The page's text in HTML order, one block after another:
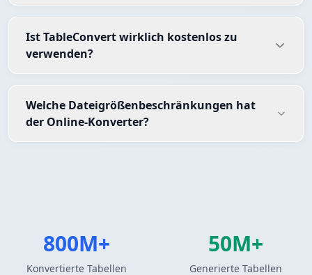
Ist TableConvert wirklich kostenlos zu
verwenden?
Welche Dateigrößenbeschränkungen hat
der Online-Konverter?
800M+
Konvertierte Tabellen
50M+
Generierte Tabellen